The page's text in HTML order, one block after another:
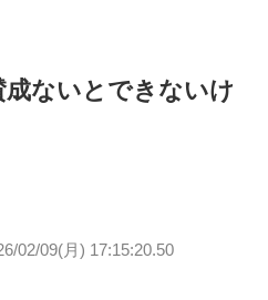
ないとできないけ
02/09(月) 17:15:20.50